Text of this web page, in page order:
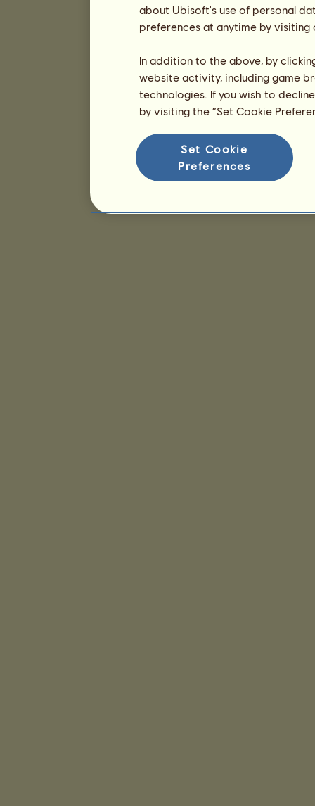
about Ubisoft's use of personal
preferences at anytime by
In addition to the above, by
website activity, including game
technologies. If you wish to
by visiting the “Set Cookie
Set Cookie
Preferences